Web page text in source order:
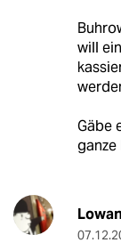
will
Gäbe
ganze